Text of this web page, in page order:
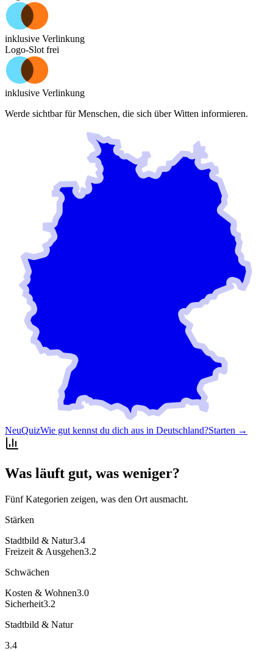
inklusive Verlinkung
Logo-Slot frei
inklusive Verlinkung
Werde sichtbar für Menschen, die sich überWitten informieren.
NeuQuizWie gut kennst du dich aus in Deutschland?Starten →
Was läuft gut, was weniger?
Fünf Kategorien zeigen, was den Ort ausmacht.
Stärken
Stadtbild & Natur3.4
Freizeit & Ausgehen3.2
Schwächen
Kosten & Wohnen3.0
Sicherheit3.2
Stadtbild & Natur
3.4